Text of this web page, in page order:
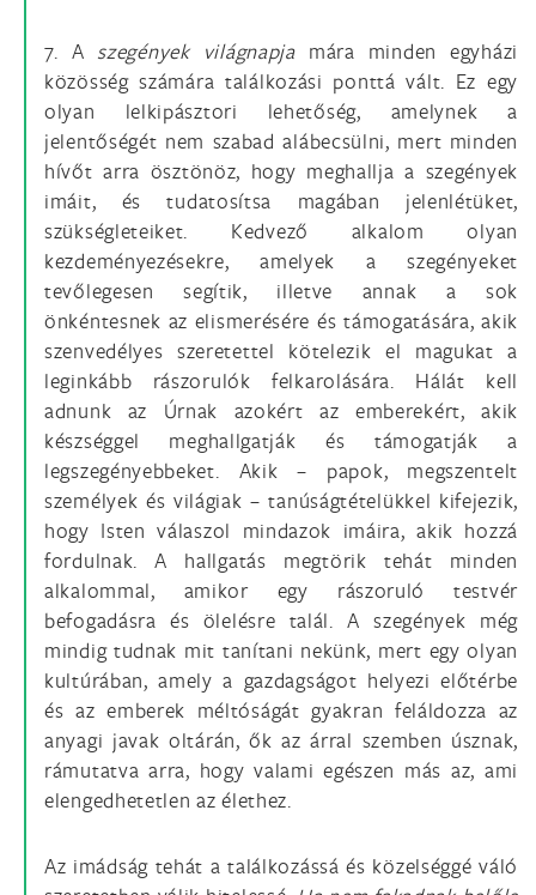
7. A szegények világnapja mára minden egyházi
közösség számára találkozási ponttá vált. Ez egy
olyan lelkipásztori lehetőség, amelynek a
jelentőségét nem szabad alábecsülni, mert minden
hívőt arra ösztönöz, hogy meghallja a szegények
imáit, és tudatosítsa magában jelenlétüket,
szükségleteiket. Kedvező alkalom olyan
kezdeményezésekre, amelyek a szegényeket
tevőlegesen segítik, illetve annak a sok
önkéntesnek az elismerésére és támogatására, akik
szenvedélyes szeretettel kötelezik el magukat a
leginkább rászorulók felkarolására. Hálát kell
adnunk az Úrnak azokért az emberekért, akik
készséggel meghallgatják és támogatják a
legszegényebbeket. Akik – papok, megszentelt
személyek és világiak – tanúságtételükkel kifejezik,
hogy Isten válaszol mindazok imáira, akik hozzá
fordulnak. A hallgatás megtörik tehát minden
alkalommal, amikor egy rászoruló testvér
befogadásra és ölelésre talál. A szegények még
mindig tudnak mit tanítani nekünk, mert egy olyan
kultúrában, amely a gazdagságot helyezi előtérbe
és az emberek méltóságát gyakran feláldozza az
anyagi javak oltárán, ők az árral szemben úsznak,
rámutatva arra, hogy valami egészen más az, ami
elengedhetetlen az élethez.
Az imádság tehát a találkozássá és közelséggé váló